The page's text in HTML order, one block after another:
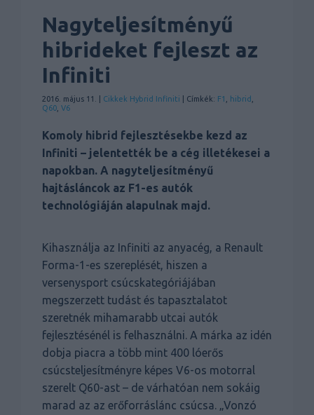
Nagyteljesítményű
hibrideket fejleszt az
Infiniti
2016. május 11. | Cikkek Hybrid Infiniti | Címkék: F1 hibrid
Q60 V6
Komoly hibrid fejlesztésekbe kezd az
Infiniti – jelentették be a cég illetékesei a
napokban. A nagyteljesítményű
hajtásláncok az F1-es autók
technológiáján alapulnak majd.
Kihasználja az Infiniti az anyacég, a Renault
Forma-1-es szereplését, hiszen a
versenysport csúcskategóriájában
megszerzett tudást és tapasztalatot
szeretnék mihamarabb utcai autók
fejlesztésénél is felhasználni. A márka az idén
dobja piacra a több mint 400 lóerős
csúcsteljesítményre képes V6-os motorral
szerelt Q60-ast – de várhatóan nem sokáig
marad az az erőforráslánc csúcsa. „Vonzó